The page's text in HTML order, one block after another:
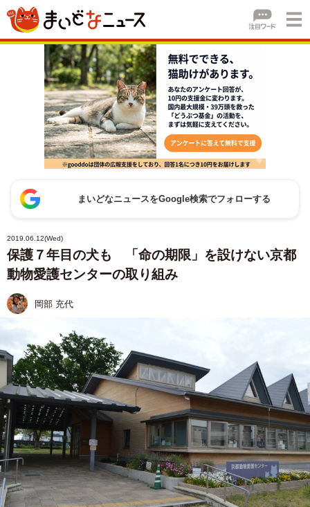
まいどなニュースをGoogle検索でフォローする
2019.06.12(Wed)
保護７年目の犬も 「命の期限」を設けない京都
動物愛護センターの取り組み
岡部 充代